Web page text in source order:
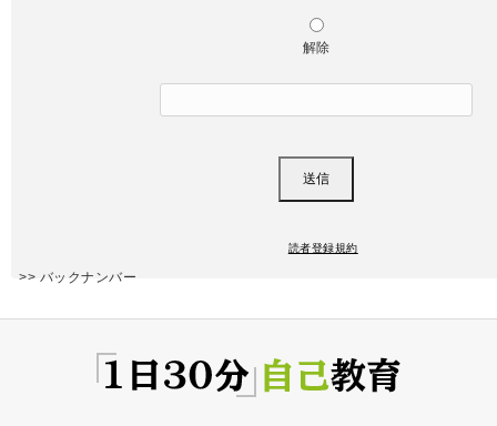
解除
読者登録規約
>> バックナンバー